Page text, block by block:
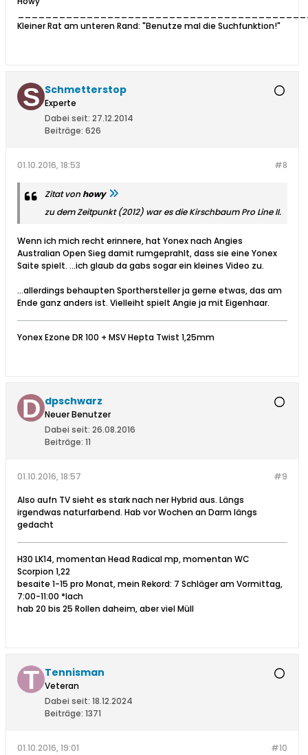
Kleiner Rat am unteren Rand: "Benutze mal die Suchfunktion!"
Schmetterstop
Experte
Dabei seit: 27.12.2014
Beiträge: 626
#8
01.10.2016, 18:53
Zitat vonhowy
zu dem Zeitpunkt (2012) war es die Kirschbaum Pro Line II.
Wenn ich mich recht erinnere, hat Yonex nach Angies
Australian Open Sieg damit rumgeprahlt, dass sie eine Yonex
Saite spielt. ...ich glaub da gabs sogar ein kleines Video zu.
...allerdings behaupten Sporthersteller ja gerne etwas, das am
Ende ganz anders ist. Vielleiht spielt Angie ja mit Eigenhaar.
Yonex Ezone DR 100 + MSV Hepta Twist 1,25mm
dpschwarz
Neuer Benutzer
Dabei seit: 26.08.2016
Beiträge: 11
#9
01.10.2016, 18:57
Also aufn TV sieht es stark nach ner Hybrid aus. Längs
irgendwas naturfarbend. Hab vor Wochen an Darm längs
gedacht
H30 LK14, momentan Head Radical mp, momentan WC
Scorpion 1,22
besaite 1-15 pro Monat, mein Rekord: 7 Schläger am Vormittag,
7:00-11:00 *lach
hab 20 bis 25 Rollen daheim, aber viel Müll
Tennisman
Veteran
Dabei seit: 18.12.2024
Beiträge: 1371
#10
01.10.2016, 19:01